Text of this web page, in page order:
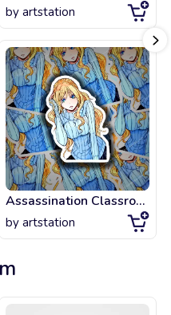
by artstation
Assassination Classroom , cute Irina senseï fanart !
by artstation